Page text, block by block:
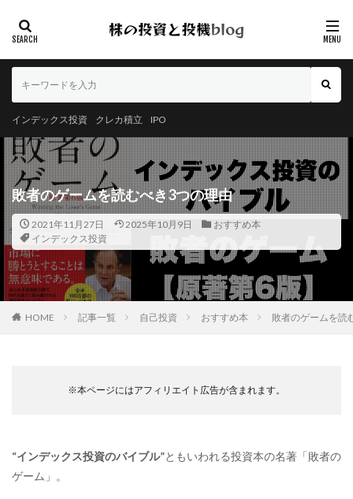
インデックス投資 クレカ積立 IPO
敗者のゲームを読むべき3つの理由
2021年11月27日 2025年10月9日
おすすめ本
インデックス投資
HOME 記事一覧 自己投資 おすすめ本 敗者のゲームを読
※本ページにはアフィリエイト広告が含まれます。
“インデックス投資のバイブル”ともいわれる投資本の名著「敗者の
ゲーム」。